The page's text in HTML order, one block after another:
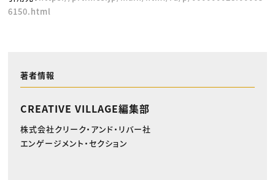
6150.html
著者情報
CREATIVE VILLAGE編集部
株式会社クリーク・アンド・リバー社
エンゲージメント・セクション